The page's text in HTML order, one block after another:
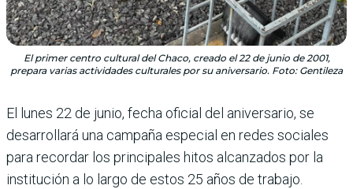
El primer centro cultural del Chaco, creado el 22 de junio de 2001,
prepara varias actividades culturales por su aniversario. Foto: Gentileza
El lunes 22 de junio, fecha oficial del aniversario, se
desarrollará una campaña especial en redes sociales
para recordar los principales hitos alcanzados por la
institución a lo largo de estos 25 años de trabajo.